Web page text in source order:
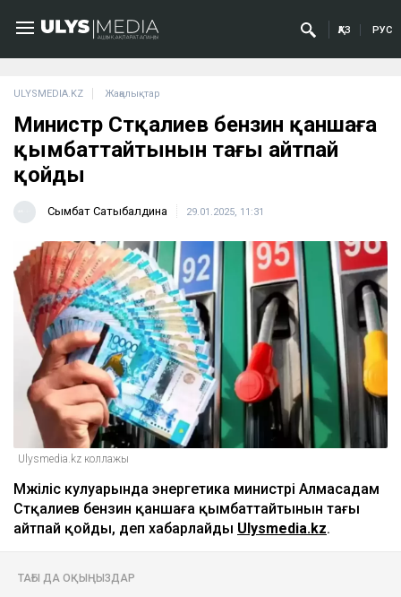
ҚАЗ РУС
ULYSMEDIA.KZ Жаңалықтар
Министр Сәтқалиев бензин қаншаға
қымбаттайтынын тағы айтпай
қойды
Сымбат Сатыбалдина 29.01.2025, 11:31
Ulysmedia.kz коллажы
Мәжіліс кулуарында энергетика министрі Алмасадам
Сәтқалиев бензин қаншаға қымбаттайтынын тағы
айтпай қойды, деп хабарлайды Ulysmedia.kz.
ТАҒЫ ДА ОҚЫҢЫЗДАР